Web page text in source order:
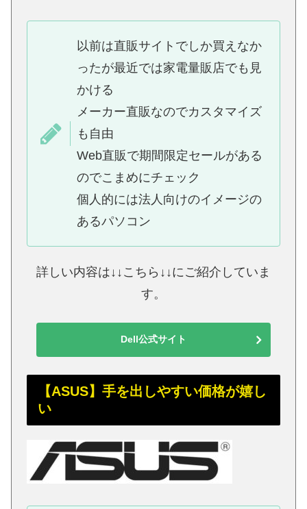
以前は直販サイトでしか買えなか
ったが最近では家電量販店でも見
かける
メーカー直販なのでカスタマイズ
も自由
Web直販で期間限定セールがある
のでこまめにチェック
個人的には法人向けのイメージの
あるパソコン
詳しい内容は↓↓こちら↓↓にご紹介していま
す。
Dell公式サイト
【ASUS】手を出しやすい価格が嬉し
い